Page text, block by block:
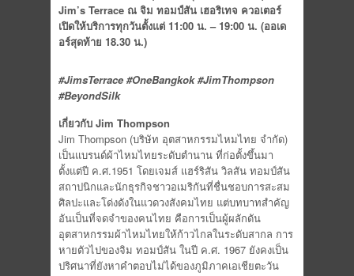
Jim’s Terrace ณ จิม ทอมป์สัน เฮอริเทจ ควอเตอร์
เปิดให้บริการทุกวันตั้งแต่ 11:00 น. – 19:00 น. (ออเด
อร์สุดท้าย 18.30 น.)
#JimsTerrace #OneBangkok #JimThompson
#BeyondSilk
เกี่ยวกับ Jim Thompson
Jim Thompson (บริษัท อุตสาหกรรมไหมไทย จำกัด)
เป็นแบรนด์ผ้าไหมไทยระดับตำนาน ที่ก่อตั้งขึ้นมา
ตั้งแต่ปี ค.ศ.1951 โดยเจมส์ แฮร์ริสัน วิลสัน ทอมป์สัน
สถาปนิกและนักธุรกิจชาวอเมริกันที่ชื่นชอบการสะสม
ศิลปะและโด่งดังในแวดวงสังคมไทย แต่บทบาทสำคัญ
อันเป็นที่จดจำของคนไทย คือการเป็นผู้ผลักดัน
อุตสาหกรรมผ้าไหมไทยให้ก้าวไกลในระดับสากล การ
หายตัวไปของจิม ทอมป์สัน ในปี ค.ศ. 1967 ยังคงเป็น
ปริศนาที่ยังหาคำตอบไม่ได้ของภูมิภาคเอเชียตะวัน